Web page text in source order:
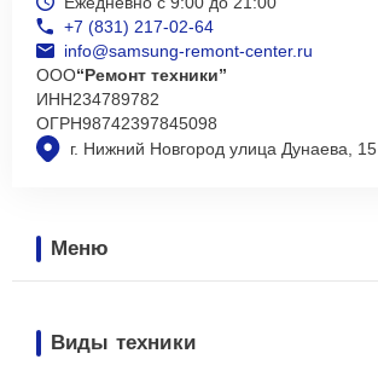
г. Нижний Новгород улица Дунаева, 15
+7 (831) 217-02-64
info@samsung-remont-center.ru
ООО“Ремонт техники”
ИНН234789782
ОГРН98742397845098
Меню
Виды техники